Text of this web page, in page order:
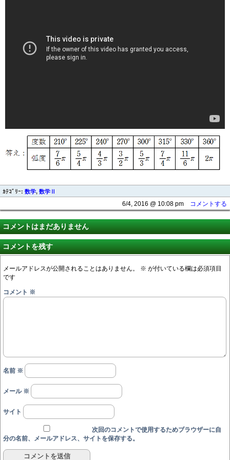
ｶﾃｺﾞﾘｰ: 数学, 数学Ⅱ
6/4, 2016 @ 10:08 pm コメントする
コメントはまだありません
コメントを残す
メールアドレスが公開されることはありません。 ※ が付いている欄は必須項目
です
コメント ※
名前 ※
メール ※
サイト
次回のコメントで使用するためブラウザーに自
分の名前、メールアドレス、サイトを保存する。